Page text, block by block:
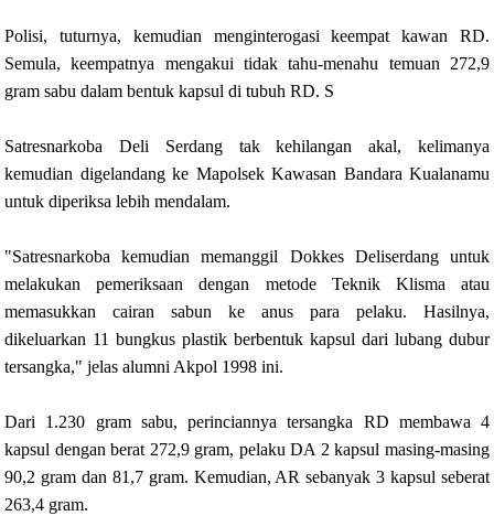
Polisi, tuturnya, kemudian menginterogasi keempat kawan RD.
Semula, keempatnya mengakui tidak tahu-menahu temuan 272,9
gram sabu dalam bentuk kapsul di tubuh RD. S
Satresnarkoba Deli Serdang tak kehilangan akal, kelimanya
kemudian digelandang ke Mapolsek Kawasan Bandara Kualanamu
untuk diperiksa lebih mendalam.
"Satresnarkoba kemudian memanggil Dokkes Deliserdang untuk
melakukan pemeriksaan dengan metode Teknik Klisma atau
memasukkan cairan sabun ke anus para pelaku. Hasilnya,
dikeluarkan 11 bungkus plastik berbentuk kapsul dari lubang dubur
tersangka," jelas alumni Akpol 1998 ini.
Dari 1.230 gram sabu, perinciannya tersangka RD membawa 4
kapsul dengan berat 272,9 gram, pelaku DA 2 kapsul masing-masing
90,2 gram dan 81,7 gram. Kemudian, AR sebanyak 3 kapsul seberat
263,4 gram.